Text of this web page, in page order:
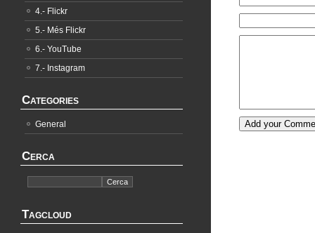
4.- Flickr
5.- Més Flickr
6.- YouTube
7.- Instagram
Categories
General
Cerca
Tagcloud